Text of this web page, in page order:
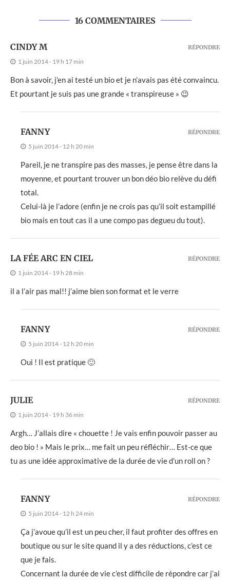
16 COMMENTAIRES
CINDY M
1 juin 2014 - 19 h 17 min
Bon à savoir, j’en ai testé un bio et je n’avais pas été convaincu.
Et pourtant je suis pas une grande « transpireuse » 😉
RÉPONDRE
FANNY
5 juin 2014 - 12 h 20 min
Pareil, je ne transpire pas des masses, je pense être dans la
moyenne, et pourtant trouver un bon déo bio relève du défi
total.
Celui-là je l’adore (enfin je ne crois pas qu’il soit estampillé
bio mais en tout cas il a une compo pas degueu du tout).
RÉPONDRE
LA FÉE ARC EN CIEL
1 juin 2014 - 19 h 28 min
il a l’air pas mal!! j’aime bien son format et le verre
RÉPONDRE
FANNY
5 juin 2014 - 12 h 20 min
Oui ! Il est pratique 🙂
RÉPONDRE
JULIE
1 juin 2014 - 19 h 36 min
Argh… J’allais dire « chouette ! Je vais enfin pouvoir passer au
deo bio ! » Mais le prix… me fait un peu réfléchir… Est-ce que
tu as une idée approximative de la durée de vie d’un roll on ?
RÉPONDRE
FANNY
5 juin 2014 - 12 h 24 min
Ça j’avoue qu’il est un peu cher, il faut profiter des offres en
boutique ou sur le site quand il y a des réductions, c’est ce
que je fais.
Concernant la durée de vie c’est difficile de répondre car j’ai
RÉPONDRE